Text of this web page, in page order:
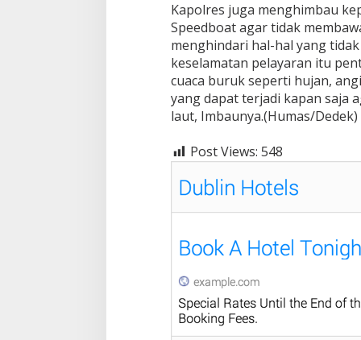
Kapolres juga menghimbau
Speedboat agar tidak
menghindari hal-hal yang
keselamatan pelayaran itu
cuaca buruk seperti hujan,
yang dapat terjadi kapan saja
laut, Imbaunya.(Humas/Dedek)
Post Views: 548